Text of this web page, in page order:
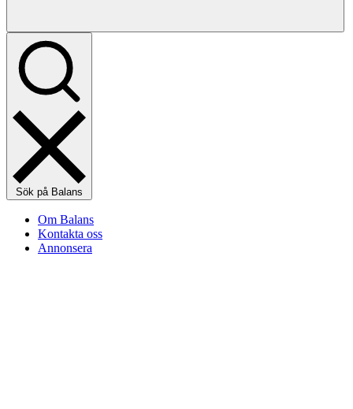
Sök på Balans
Om Balans
Kontakta oss
Annonsera